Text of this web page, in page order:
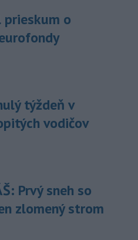
o
týždeň v
vodičov
Prvý sneh so
zlomený strom